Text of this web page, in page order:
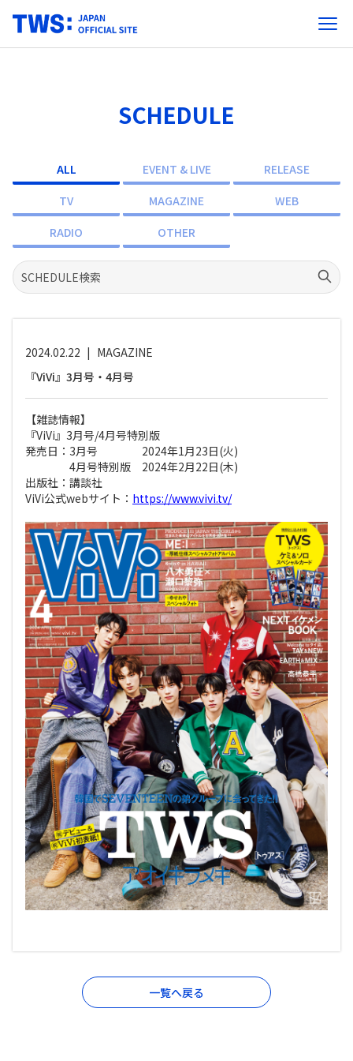
SCHEDULE
ALL EVENT & LIVE
RELEASE
TV
MAGAZINE
WEB
RADIO
OTHER
2024.02.22 | MAGAZINE
『ViVi』3月号・4月号
【雑誌情報】
『ViVi』3月号/4月号特別版
発売日：3月号 2024年1月23日(火)
4月号特別版 2024年2月22日(木)
出版社：講談社
ViVi公式webサイト： https://www.vivi.tv/
一覧へ戻る